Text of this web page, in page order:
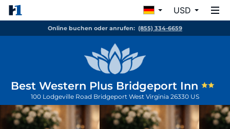
USD
Online buchen oder anrufen: (855) 334-6659
Best Western Plus Bridgeport Inn
100 Lodgeville Road Bridgeport West Virginia 26330 US